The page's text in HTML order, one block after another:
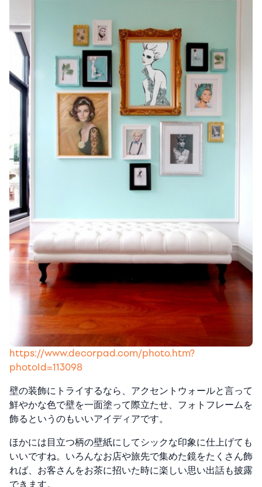
https://www.decorpad.com/photo.htm?
photoId=113098
壁の装飾にトライするなら、アクセントウォールと言って
鮮やかな色で壁を一面塗って際立たせ、フォトフレームを
飾るというのもいいアイディアです。
ほかには目立つ柄の壁紙にしてシックな印象に仕上げても
いいですね。いろんなお店や旅先で集めた鏡をたくさん飾
れば、お客さんをお茶に招いた時に楽しい思い出話も披露
できます。